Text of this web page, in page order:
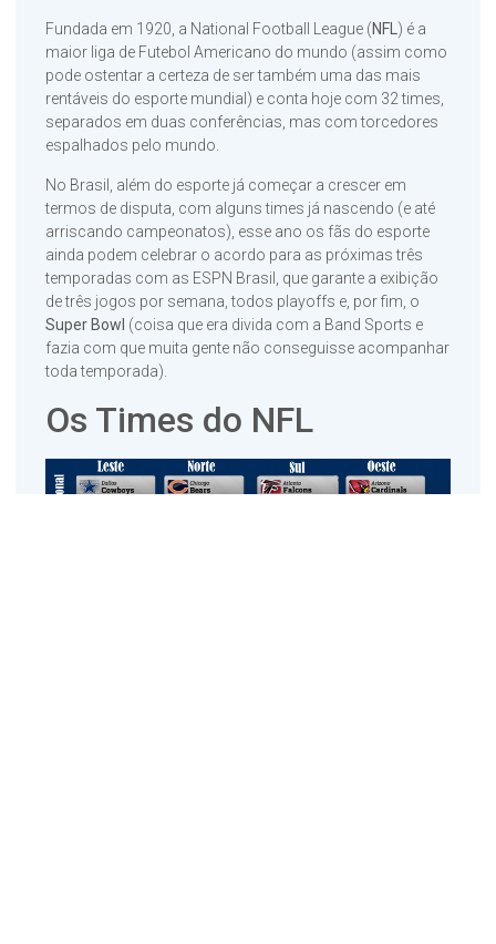
Fundada em 1920, a National Football League (NFL) é a
maior liga de Futebol Americano do mundo (assim como
pode ostentar a certeza de ser também uma das mais
rentáveis do esporte mundial) e conta hoje com 32 times,
separados em duas conferências, mas com torcedores
espalhados pelo mundo.
No Brasil, além do esporte já começar a crescer em
termos de disputa, com alguns times já nascendo (e até
arriscando campeonatos), esse ano os fãs do esporte
ainda podem celebrar o acordo para as próximas três
temporadas com as ESPN Brasil, que garante a exibição
de três jogos por semana, todos playoffs e, por fim, o
Super Bowl (coisa que era divida com a Band Sports e
fazia com que muita gente não conseguisse acompanhar
toda temporada).
Os Times do NFL